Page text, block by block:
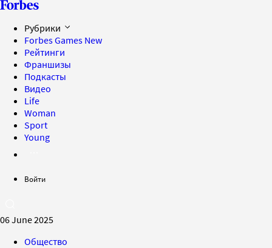
Рубрики
Forbes Games New
Рейтинги
Франшизы
Подкасты
Видео
Life
Woman
Sport
Young
Войти
06 June 2025
Общество